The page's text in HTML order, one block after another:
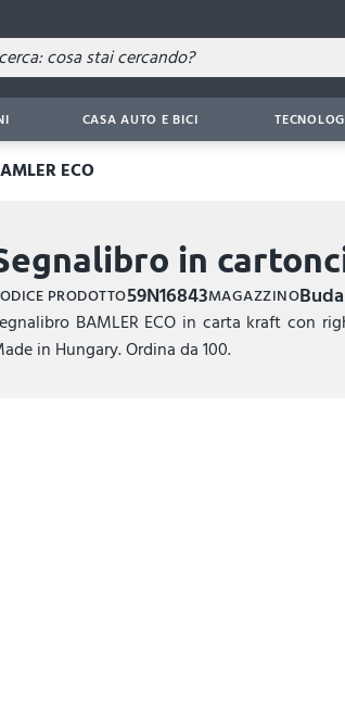
CASA AUTO E BICI
ECO
in
PRODOTTO59N16843MAGAZZINO
BAMLER ECO in carta kraft con
in Hungary. Ordina da 100.